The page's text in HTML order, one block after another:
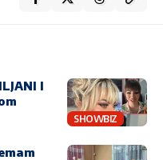
SHOWBIZ
I